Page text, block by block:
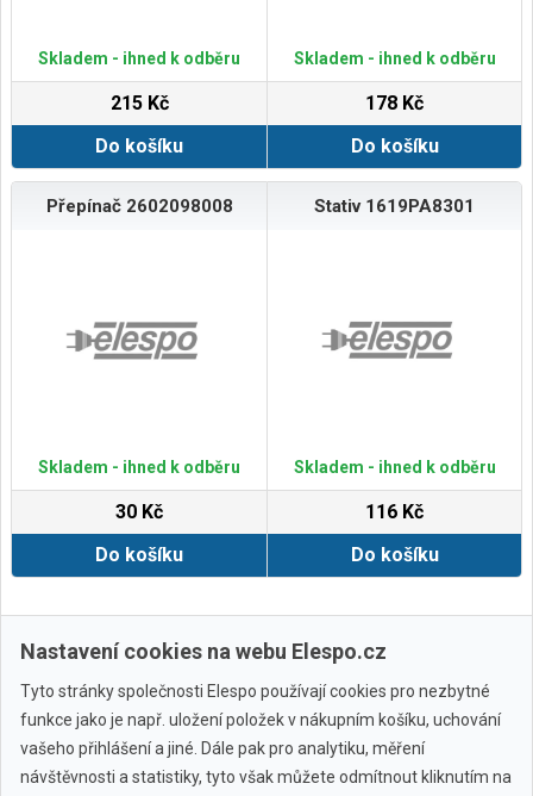
Skladem - ihned k odběru
215 Kč
Do košíku
Skladem - ihned k odběru
178 Kč
Do košíku
Přepínač 2602098008
Skladem - ihned k odběru
30 Kč
Do košíku
Stativ 1619PA8301
Skladem - ihned k odběru
116 Kč
Do košíku
Zobrazit další
Nastavení cookies na webu Elespo.cz
Tyto stránky společnosti Elespo používají cookies pro nezbytné
funkce jako je např. uložení položek v nákupním košíku, uchování
vašeho přihlášení a jiné. Dále pak pro analytiku, měření
návštěvnosti a statistiky, tyto však můžete odmítnout kliknutím na